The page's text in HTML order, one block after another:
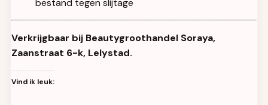
bestand tegen slijtage
Verkrijgbaar bij Beautygroothandel Soraya,
Zaanstraat 6-k, Lelystad.
Vind ik leuk: